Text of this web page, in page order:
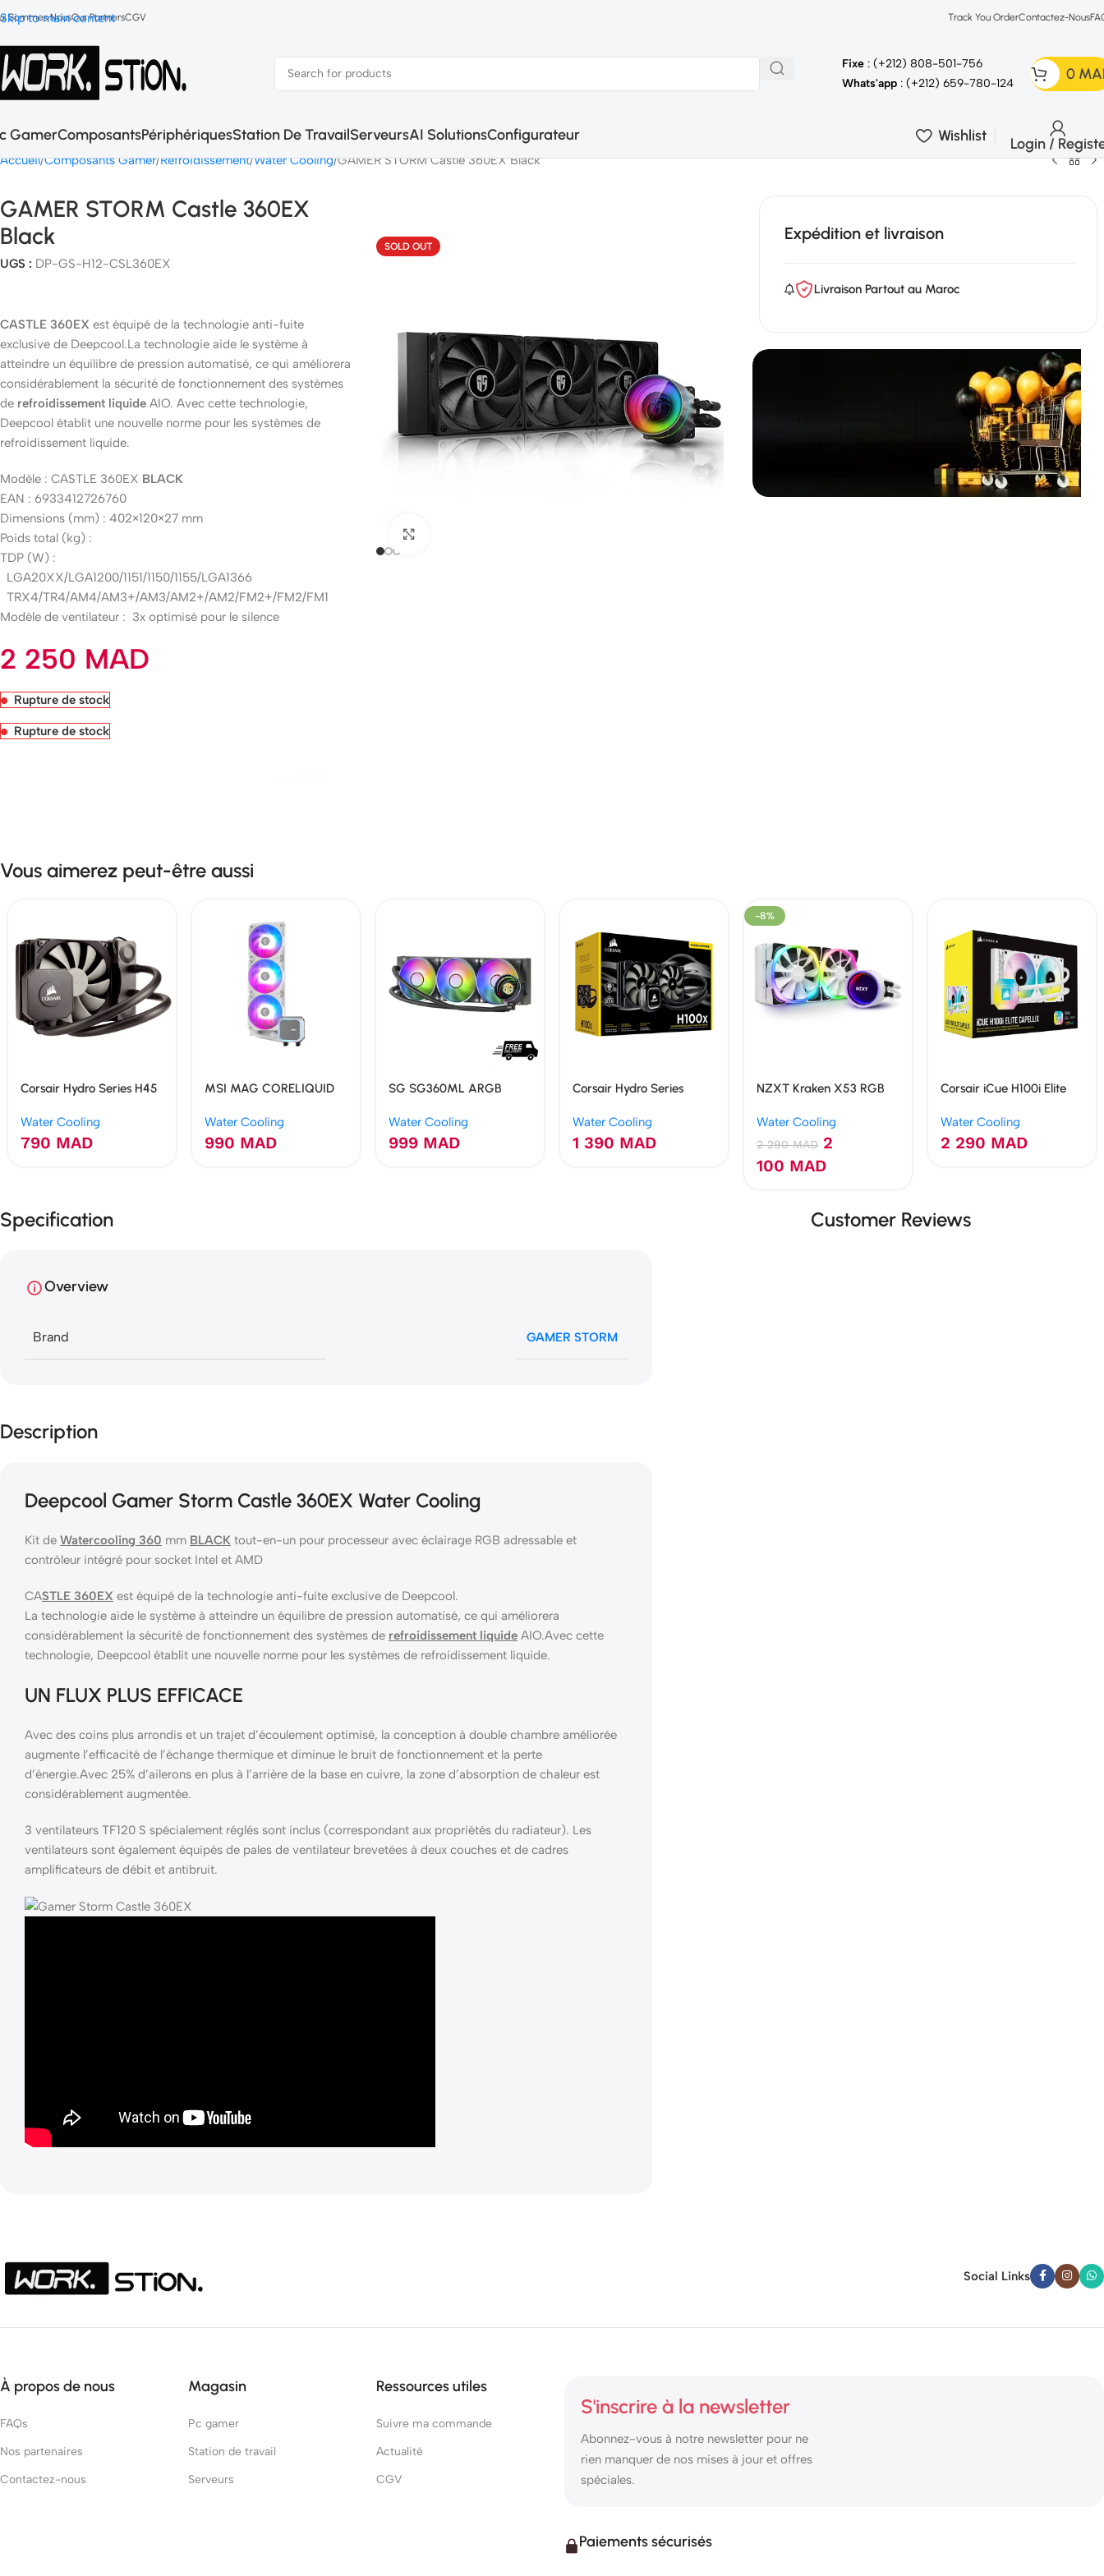
Skip to main content
Sommes NousOur PartnersCGV Track You OrderContactez-Nous
Fixe : (+212) 808-501-756
Whats'app : (+212) 659-780-124
0
GamerComposantsPériphériquesStation De TravailServeursAI SolutionsConfigurateur Wishlist Login /
Accueil Composants Gamer Refroidissement Water Cooling GAMER STORM Castle 360EX Black
GAMER STORM Castle 360EX
Black
UGS : DP-GS-H12-CSL360EX
CASTLE 360EX est équipé de la technologie anti-fuite
exclusive de Deepcool.La technologie aide le système à
atteindre un équilibre de pression automatisé, ce qui améliorera
considérablement la sécurité de fonctionnement des systèmes
de refroidissement liquide AIO. Avec cette technologie,
Deepcool établit une nouvelle norme pour les systèmes de
refroidissement liquide.
Modèle : CASTLE 360EX BLACK
EAN : 6933412726760
Dimensions (mm) : 402×120×27 mm
Poids total (kg) :
TDP (W) :
LGA20XX/LGA1200/1151/1150/1155/LGA1366
TRX4/TR4/AM4/AM3+/AM3/AM2+/AM2/FM2+/FM2/FM1
Modèle de ventilateur : 3x optimisé pour le silence
2 250 MAD
Rupture de stock
Rupture de stock
SOLD OUT
Expédition et livraison
Livraison Partout au Maroc
Vous aimerez peut-être aussi
Corsair Hydro Series H45
Water Cooling
790 MAD
MSI MAG CORELIQUID
Water Cooling
990 MAD
SG SG360ML ARGB
Water Cooling
999 MAD
Corsair Hydro Series
Water Cooling
1 390 MAD
-8%
NZXT Kraken X53 RGB
Water Cooling
2 290MAD 2
100 MAD
Corsair iCue H100i Elite
Water Cooling
2 290 MAD
Specification
Overview
Brand GAMER STORM
Description
Deepcool Gamer Storm Castle 360EX Water Cooling
Kit de Watercooling 360 mm BLACK tout-en-un pour processeur avec éclairage RGB adressable et
contrôleur intégré pour socket Intel et AMD
CASTLE 360EX est équipé de la technologie anti-fuite exclusive de Deepcool.
La technologie aide le système à atteindre un équilibre de pression automatisé, ce qui améliorera
considérablement la sécurité de fonctionnement des systèmes de refroidissement liquide AIO.Avec cette
technologie, Deepcool établit une nouvelle norme pour les systèmes de refroidissement liquide.
UN FLUX PLUS EFFICACE
Avec des coins plus arrondis et un trajet d’écoulement optimisé, la conception à double chambre améliorée
augmente l’efficacité de l’échange thermique et diminue le bruit de fonctionnement et la perte
d’énergie.Avec 25% d’ailerons en plus à l’arrière de la base en cuivre, la zone d’absorption de chaleur est
considérablement augmentée.
3 ventilateurs TF120 S spécialement réglés sont inclus (correspondant aux propriétés du radiateur). Les
ventilateurs sont également équipés de pales de ventilateur brevetées à deux couches et de cadres
amplificateurs de débit et antibruit.
Customer Reviews
Social Links
À propos de nous
FAQs
Nos partenaires
Contactez-nous
Magasin
Pc gamer
Station de travail
Serveurs
Ressources utiles
Suivre ma commande
Actualité
CGV
S'inscrire à la newsletter
Abonnez-vous à notre newsletter pour ne
rien manquer de nos mises à jour et offres
spéciales.
Paiements sécurisés